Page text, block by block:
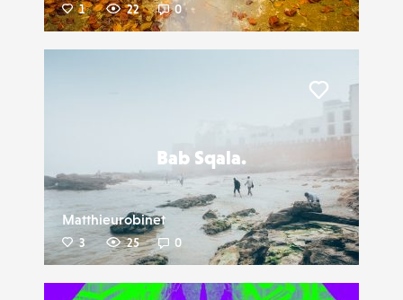
1 22 0
Bab Sqala.
Matthieurobinet
3 25 0